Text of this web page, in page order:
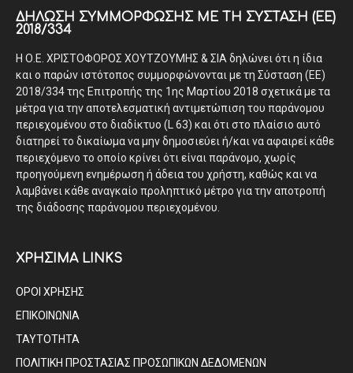
ΔΉΛΩΣΗ ΣΥΜΜΌΡΦΩΣΗΣ ΜΕ ΤΗ ΣΎΣΤΑΣΗ (ΕΕ)
2018/334
Η Ο.Ε. ΧΡΙΣΤΟΦΟΡΟΣ ΧΟΥΤΖΟΥΜΗΣ & ΣΙΑ δηλώνει ότι η ίδια
και ο παρών ιστότοπος συμμορφώνονται με τη Σύσταση (ΕΕ)
2018/334 της Επιτροπής της 1ης Μαρτίου 2018 σχετικά με τα
μέτρα για την αποτελεσματική αντιμετώπιση του παράνομου
περιεχομένου στο διαδίκτυο (L 63) και ότι στο πλαίσιο αυτό
διατηρεί το δικαίωμα να μην δημοσιεύει ή/και να αφαιρεί κάθε
περιεχόμενο το οποίο κρίνει ότι είναι παράνομο, χωρίς
προηγούμενη ενημέρωση ή άδεια του χρήστη, καθώς και να
λαμβάνει κάθε αναγκαίο προληπτικό μέτρο για την αποτροπή
της διάδοσης παράνομου περιεχομένου.
ΧΡΗΣΙΜΑ LINKS
ΟΡΟΙ ΧΡΗΣΗΣ
ΕΠΙΚΟΙΝΩΝΙΑ
ΤΑΥΤΟΤΗΤΑ
ΠΟΛΙΤΙΚΗ ΠΡΟΣΤΑΣΙΑΣ ΠΡΟΣΩΠΙΚΩΝ ΔΕΔΟΜΕΝΩΝ